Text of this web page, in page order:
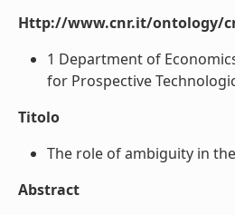
Http://www.cnr.it/ontology/
1 Department of
for Prospective
Titolo
The role of ambiguity in
Abstract